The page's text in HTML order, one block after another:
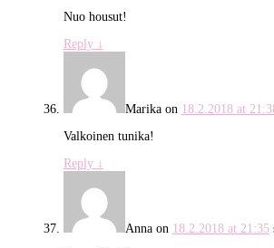
Nuo housut!
Reply ↓
Marikaon 18.2.2018 at
Valkoinen tunika!
Reply ↓
Annaon 18.2.2018 at 21:35